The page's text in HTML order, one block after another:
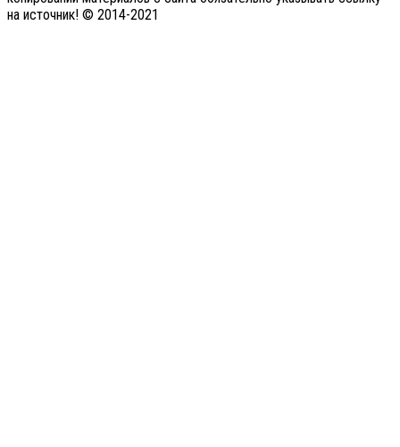
на источник! © 2014-2021